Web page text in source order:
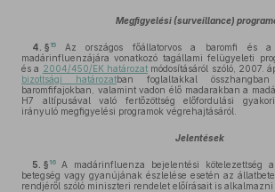
Megfigyelési (surveillance)
4. § 15
Az országos főállatorvos a baromfi és
madárinfluenzájára vonatkozó tagállami felügyeleti
és a 2004/450/EK határozat módosításáról szóló, 2007.
bizottsági határozatban foglaltakkal
baromfifajokban, valamint vadon élő madarakban a
H7 altípusával való fertőzöttség előfordulási
irányuló megfigyelési programok végrehajtásáról.
Jelentések
5. § 16
A madárinfluenza bejelentési kötelezettség
betegség vagy gyanújának észlelése esetén az
rendjéről szóló miniszteri rendelet előírásait is alkalmazni